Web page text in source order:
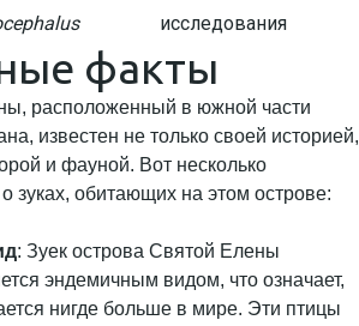
исследования
факты
расположенный в южной части
известен не только своей историей,
и фауной. Вот несколько
зуках, обитающих на этом острове:
: Зуек острова Святой Елены
эндемичным видом, что означает,
нигде больше в мире. Эти птицы